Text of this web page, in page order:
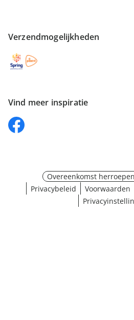
Verzendmogelijkheden
Vind meer inspiratie
Overeenkomst herroepen
Privacybeleid
Voorwaarden